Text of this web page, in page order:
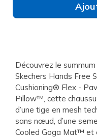
Découvrez le
Skechers Hands Free
Cushioning® Flex -
Pillow™, cette
d’une tige en mesh
sans nœud, d’une
Cooled Goga Mat™ et